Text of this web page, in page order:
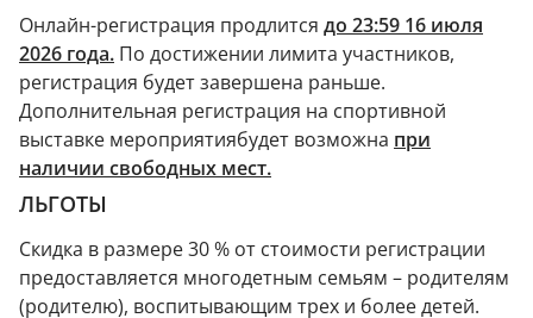
Онлайн-регистрация продлится до 23:59 16 июля
2026 года. По достижении лимита участников,
регистрация будет завершена раньше.
Дополнительная регистрация на спортивной
выставке мероприятиябудет возможна при
наличии свободных мест.
ЛЬГОТЫ
Скидка в размере 30 % от стоимости регистрации
предоставляется многодетным семьям – родителям
(родителю), воспитывающим трех и более детей.